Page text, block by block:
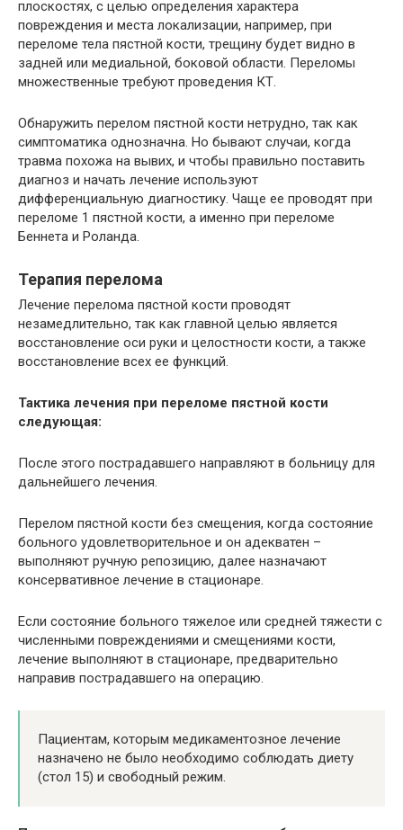
плоскостях, с целью определения характера
повреждения и места локализации, например, при
переломе тела пястной кости, трещину будет видно в
задней или медиальной, боковой области. Переломы
множественные требуют проведения КТ.
Обнаружить перелом пястной кости нетрудно, так как
симптоматика однозначна. Но бывают случаи, когда
травма похожа на вывих, и чтобы правильно поставить
диагноз и начать лечение используют
дифференциальную диагностику. Чаще ее проводят при
переломе 1 пястной кости, а именно при переломе
Беннета и Роланда.
Терапия перелома
Лечение перелома пястной кости проводят
незамедлительно, так как главной целью является
восстановление оси руки и целостности кости, а также
восстановление всех ее функций.
Тактика лечения при переломе пястной кости
следующая:
После этого пострадавшего направляют в больницу для
дальнейшего лечения.
Перелом пястной кости без смещения, когда состояние
больного удовлетворительное и он адекватен –
выполняют ручную репозицию, далее назначают
консервативное лечение в стационаре.
Если состояние больного тяжелое или средней тяжести с
численными повреждениями и смещениями кости,
лечение выполняют в стационаре, предварительно
направив пострадавшего на операцию.
Пациентам, которым медикаментозное лечение
назначено не было необходимо соблюдать диету
(стол 15) и свободный режим.